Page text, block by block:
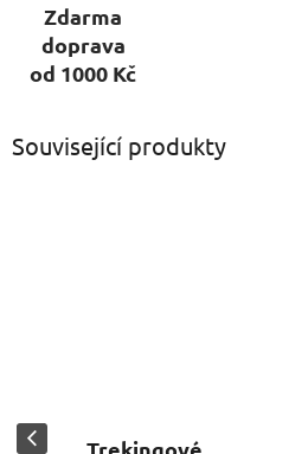
Zdarma
doprava
od 1000 Kč
Související produkty